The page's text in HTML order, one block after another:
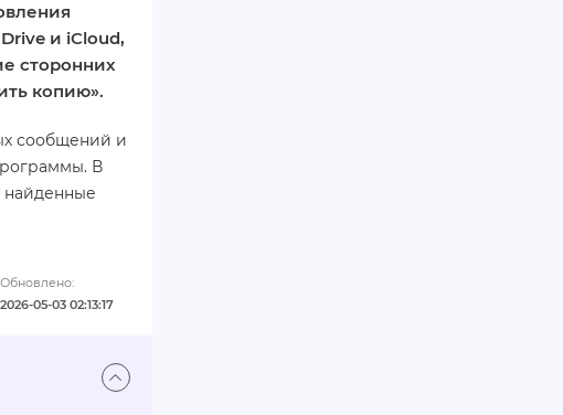
и iCloud,
сторонних
копию».
сообщений и
В
найденные
Обновлено:
2026-05-03 02:13:17